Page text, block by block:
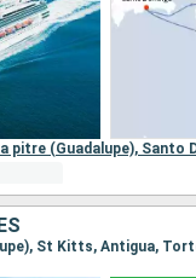
pitre (Guadalupe), Santo